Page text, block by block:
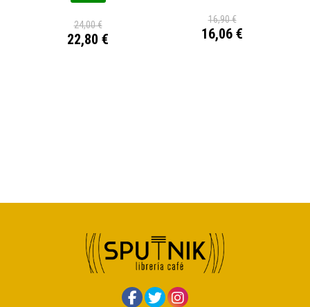
24,00 €
22,80 €
16,90 €
16,06 €